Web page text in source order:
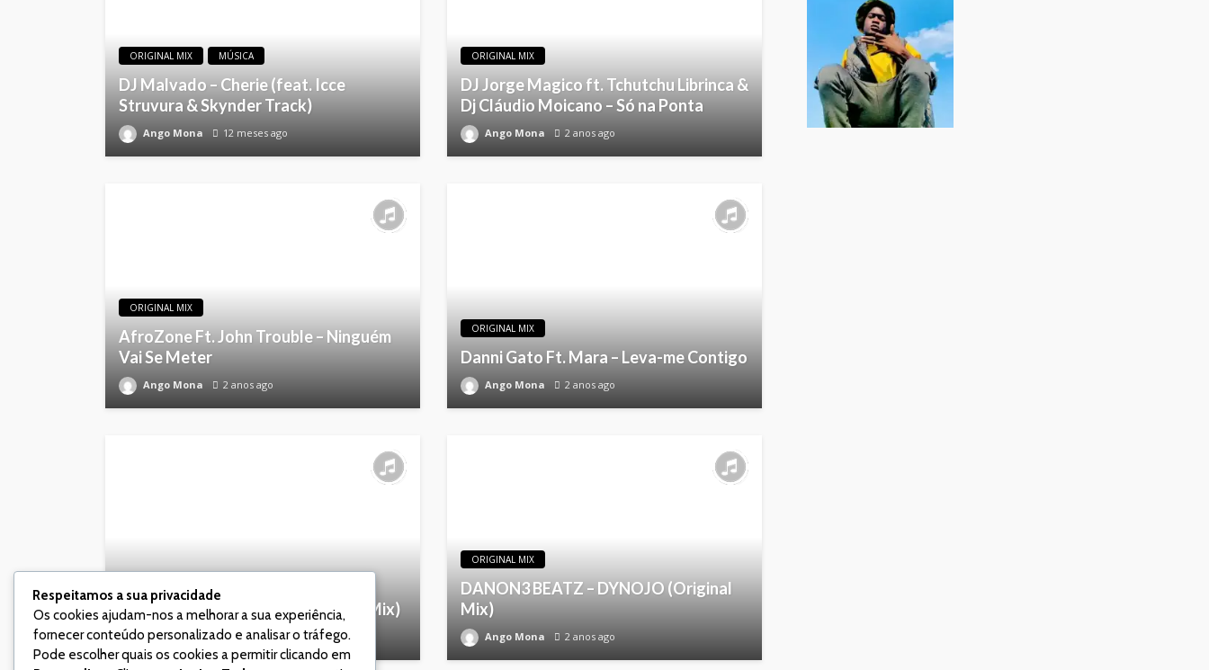
ORIGINAL MIX MÚSICA
DJ Malvado – Cherie (feat. Icce
Struvura & Skynder Track)
Ango Mona 12 meses ago
ORIGINAL MIX
DJ Jorge Magico ft. Tchutchu Librinca &
Dj Cláudio Moicano – Só na Ponta
Ango Mona 2 anos ago
ORIGINAL MIX
AfroZone Ft. John Trouble – Ninguém
Vai Se Meter
Ango Mona 2 anos ago
ORIGINAL MIX
Danni Gato Ft. Mara – Leva-me Contigo
Ango Mona 2 anos ago
Tonilson Beat Dj – Biggie (Original Mix)
Ango Mona 2 anos ago
ORIGINAL MIX
DANON3 BEATZ – DYNOJO (Original
Mix)
Ango Mona 2 anos ago
Respeitamos a sua privacidade
Os cookies ajudam-nos a melhorar a sua experiência,
fornecer conteúdo personalizado e analisar o tráfego.
Pode escolher quais os cookies a permitir clicando em